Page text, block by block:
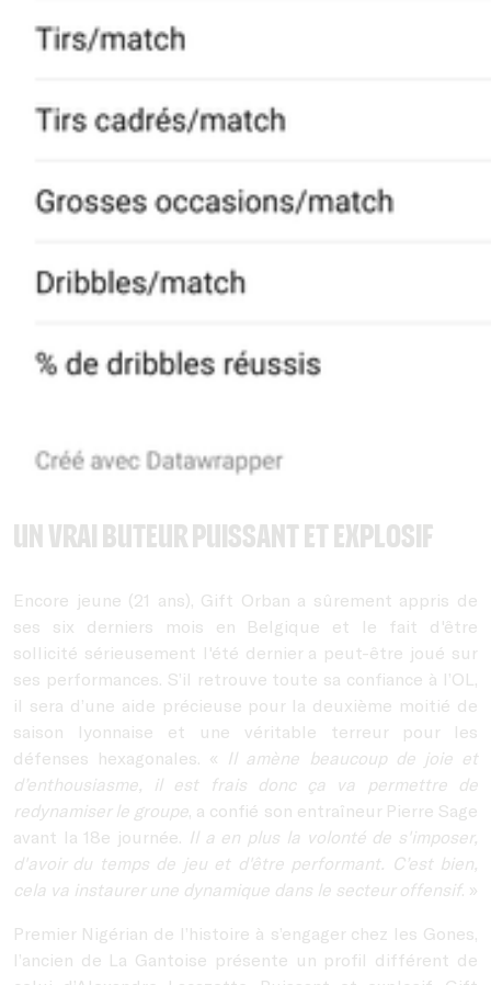
Un vrai buteur puissant et explosif
Encore jeune (21 ans), Gift Orban a sûrement appris de
ses six derniers mois en Belgique et le fait d'être
sollicité sérieusement l'été dernier a peut-être joué sur
ses performances. S’il retrouve toute sa confiance à l’OL,
il sera d’une aide précieuse pour la deuxième moitié de
saison lyonnaise et une véritable terreur pour les
défenses hexagonales. « Il amène beaucoup de joie et
d’enthousiasme, il est frais donc ça va permettre de
redynamiser le groupe, a confié son entraîneur Pierre Sage
avant la 18e journée. Il a en plus la volonté de s'imposer,
d'avoir du temps de jeu et d'être performant. C’est bien,
cela va instaurer une dynamique dans le secteur offensif. »
Premier Nigérian de l’histoire à s’engager chez les Gones,
l’ancien de La Gantoise présente un profil différent de